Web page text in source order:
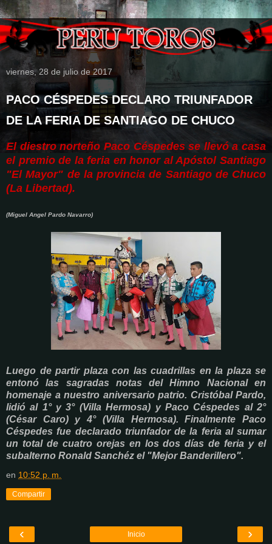
viernes, 28 de julio de 2017
PACO CÉSPEDES DECLARO TRIUNFADOR
DE LA FERIA DE SANTIAGO DE CHUCO
El diestro norteño Paco Céspedes se llevó a casa
el premio de la feria en honor al Apóstol Santiago
"El Mayor" de la provincia de Santiago de Chuco
(La Libertad).
(Miguel Angel Pardo Navarro)
Luego de partir plaza con las cuadrillas en la plaza se
entonó las sagradas notas del Himno Nacional en
homenaje a nuestro aniversario patrio. Cristóbal Pardo,
lidió al 1° y 3° (Villa Hermosa) y Paco Céspedes al 2°
(César Caro) y 4° (Villa Hermosa). Finalmente Paco
Céspedes fue declarado triunfador de la feria al sumar
un total de cuatro orejas en los dos días de feria y el
subalterno Ronald Sanchéz el "Mejor Banderillero".
en 10:52 p. m.
Compartir
‹ ›
Inicio